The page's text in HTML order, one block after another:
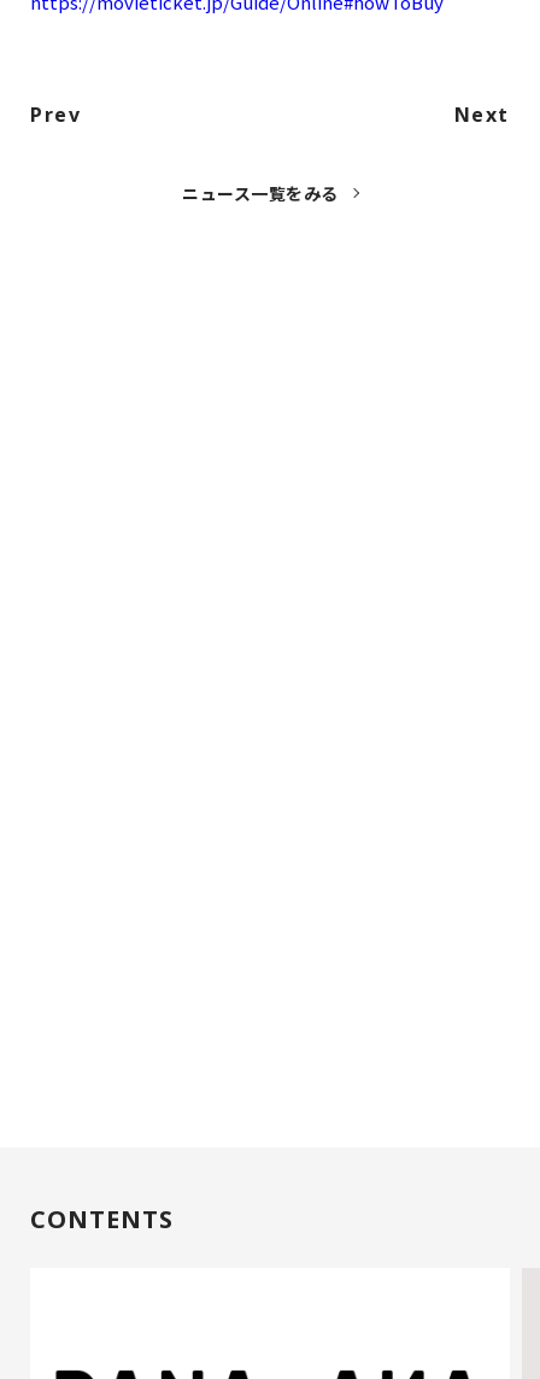
Prev Next
ニュース一覧をみる
CONTENTS